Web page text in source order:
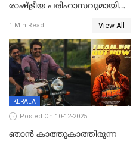
രാഷ്ട്രീയ പരിഹാസവുമായി
1 Min Read View All
KERALA
Posted On 10-12-2025
ഞാന്‍ കാത്തുകാത്തിരുന്ന